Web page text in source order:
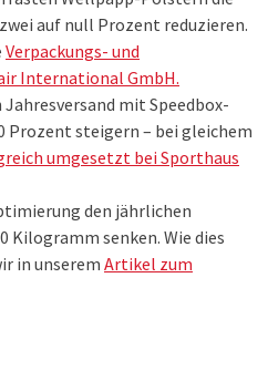
auf null Prozent reduzieren.
Verpackungs- und
International GmbH.
mit Speedbox-
Prozent steigern – bei gleichem
umgesetzt bei Sporthaus
den jährlichen
Kilogramm senken. Wie dies
in unserem Artikel zum